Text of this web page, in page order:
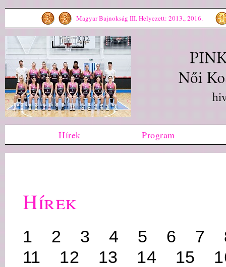
Magyar Bajnokság III. Helyezett: 2013., 2016.
Hírek Program
Hírek
1 2 3 4 5 6 7
11
12 13 14 15